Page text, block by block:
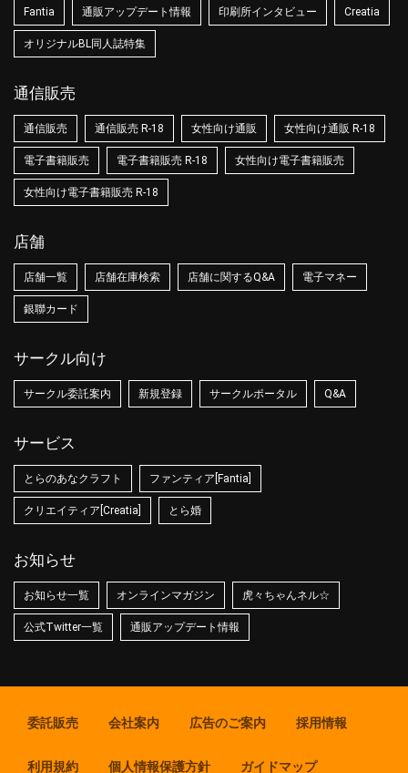
Fantia 通販アップデート情報 印刷所インタビュー Creatia
オリジナルBL同人誌特集
通信販売
通信販売 通信販売 R-18 女性向け通販 女性向け通販 R-18
電子書籍販売 電子書籍販売 R-18 女性向け電子書籍販売
女性向け電子書籍販売 R-18
店舗
店舗一覧 店舗在庫検索 店舗に関するQ&A 電子マネー
銀聯カード
サークル向け
サークル委託案内 新規登録 サークルポータル Q&A
サービス
とらのあなクラフト ファンティア[Fantia]
クリエイティア[Creatia] とら婚
お知らせ
お知らせ一覧 オンラインマガジン 虎々ちゃんネル☆
公式Twitter一覧 通販アップデート情報
委託販売 会社案内 広告のご案内 採用情報
利用規約 個人情報保護方針 ガイドマップ